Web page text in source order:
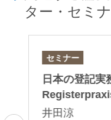
ター・セミ
セミナー
日本の登記
井田涼